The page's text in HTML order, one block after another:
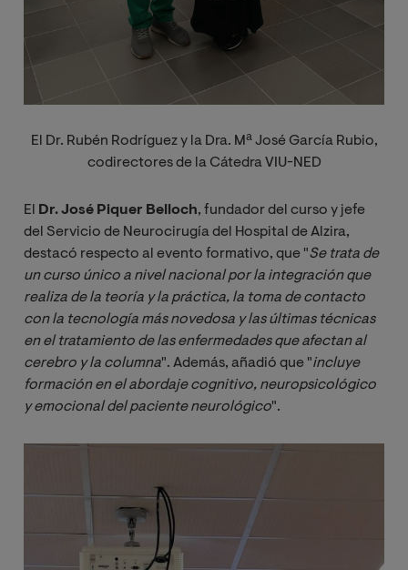
El Dr. Rubén Rodríguez y la Dra. Mª José García Rubio,
codirectores de la Cátedra VIU-NED
El Dr. José Piquer Belloch, fundador del curso y jefe
del Servicio de Neurocirugía del Hospital de Alzira,
destacó respecto al evento formativo, que "Se trata de
un curso único a nivel nacional por la integración que
realiza de la teoría y la práctica, la toma de contacto
con la tecnología más novedosa y las últimas técnicas
en el tratamiento de las enfermedades que afectan al
cerebro y la columna". Además, añadió que "incluye
formación en el abordaje cognitivo, neuropsicológico
y emocional del paciente neurológico".